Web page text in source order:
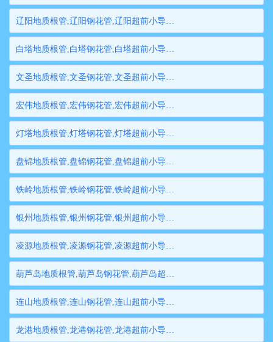
辽阳地质根管,辽阳钢花管,辽阳超前小导管,辽阳边坡支护管,辽阳钢管桩,辽阳隧道注浆管,辽阳管棚管
白塔地质根管,白塔钢花管,白塔超前小导管,白塔边坡支护管,白塔钢管桩,白塔隧道注浆管,白塔管棚管
文圣地质根管,文圣钢花管,文圣超前小导管,文圣边坡支护管,文圣钢管桩,文圣隧道注浆管,文圣管棚管
宏伟地质根管,宏伟钢花管,宏伟超前小导管,宏伟边坡支护管,宏伟钢管桩,宏伟隧道注浆管,宏伟管棚管
灯塔地质根管,灯塔钢花管,灯塔超前小导管,灯塔边坡支护管,灯塔钢管桩,灯塔隧道注浆管,灯塔管棚管
盘锦地质根管,盘锦钢花管,盘锦超前小导管,盘锦边坡支护管,盘锦钢管桩,盘锦隧道注浆管,盘锦管棚管
铁岭地质根管,铁岭钢花管,铁岭超前小导管,铁岭边坡支护管,铁岭钢管桩,铁岭隧道注浆管,铁岭管棚管
银州地质根管,银州钢花管,银州超前小导管,银州边坡支护管,银州钢管桩,银州隧道注浆管,银州管棚管
凌源地质根管,凌源钢花管,凌源超前小导管,凌源边坡支护管,凌源钢管桩,凌源隧道注浆管,凌源管棚管
葫芦岛地质根管,葫芦岛钢花管,葫芦岛超前小导管,葫芦岛边坡支护管,葫芦岛钢管桩,葫芦岛隧道注浆管,葫芦岛管棚管
连山地质根管,连山钢花管,连山超前小导管,连山边坡支护管,连山钢管桩,连山隧道注浆管,连山管棚管
龙港地质根管,龙港钢花管,龙港超前小导管,龙港边坡支护管,龙港钢管桩,龙港隧道注浆管,龙港管棚管